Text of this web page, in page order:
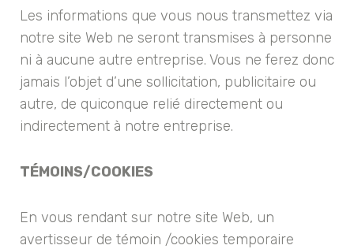
Les informations que vous nous transmettez via
notre site Web ne seront transmises à personne
ni à aucune autre entreprise. Vous ne ferez donc
jamais l’objet d’une sollicitation, publicitaire ou
autre, de quiconque relié directement ou
indirectement à notre entreprise.
TÉMOINS/COOKIES
En vous rendant sur notre site Web, un
avertisseur de témoin /cookies temporaire